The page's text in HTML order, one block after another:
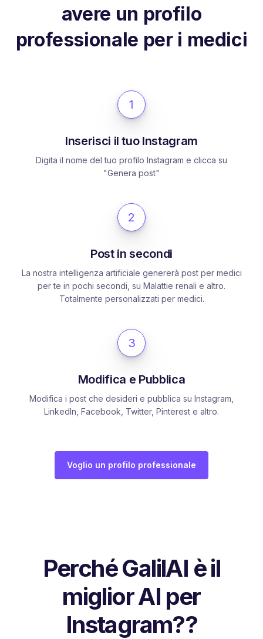
avere un profilo
professionale per i medici
1
Inserisci il tuo Instagram
Digita il nome del tuo profilo Instagram e clicca su
"Genera post"
2
Post in secondi
La nostra intelligenza artificiale genererà post per medici
per te in pochi secondi, su Malattie renali e altro.
Totalmente personalizzati per medici.
3
Modifica e Pubblica
Modifica i post che desideri e pubblica su Instagram,
LinkedIn, Facebook, Twitter, Pinterest e altro.
Voglio un profilo professionale
Perché GalilAI è il
miglior AI per
Instagram??